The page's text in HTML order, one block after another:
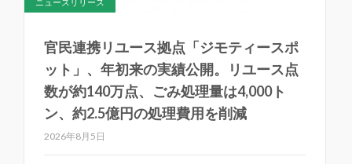
官民連携リユース拠点「ジモティースポ
ット」、年初来の実績公開。リユース点
数が約140万点、ごみ処理量は4,000ト
ン、約2.5億円の処理費用を削減
2026年8月5日